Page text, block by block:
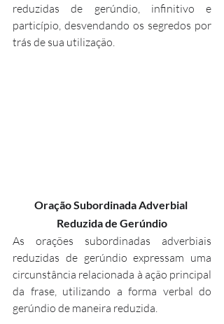
reduzidas de gerúndio, infinitivo e
particípio, desvendando os segredos por
trás de sua utilização.
Oração Subordinada Adverbial
Reduzida de Gerúndio
As orações subordinadas adverbiais
reduzidas de gerúndio expressam uma
circunstância relacionada à ação principal
da frase, utilizando a forma verbal do
gerúndio de maneira reduzida.